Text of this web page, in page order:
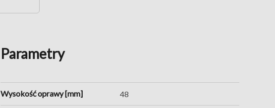
Parametry
Wysokość oprawy [mm] 48